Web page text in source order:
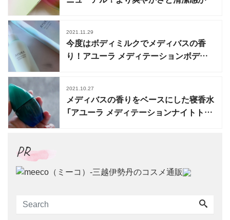
2021.11.29
今度はボディミルクでメディバスの香
り！アユーラ メディテーションボディ
2021.10.27
メディバスの香りをベースにした寝香水
「アユーラ メディテーションナイトトワ
PR